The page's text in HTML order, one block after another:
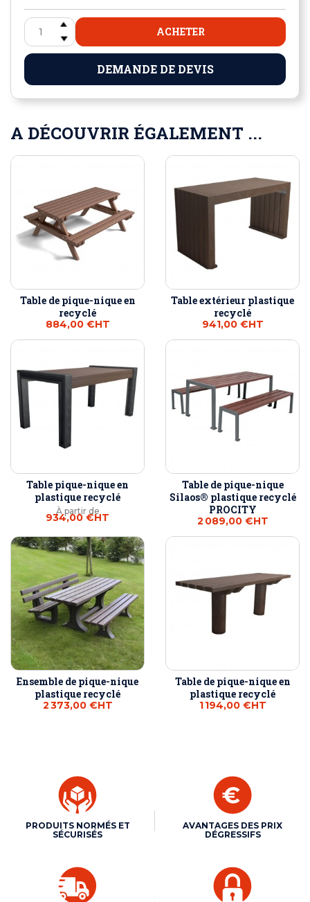
ACHETER
DEMANDE DE DEVIS
A DÉCOUVRIR ÉGALEMENT ...
Table de pique-nique en
recyclé
884,00 €HT
Table extérieur plastique
recyclé
941,00 €HT
Table pique-nique en
plastique recyclé
À partir de
934,00 €HT
Table de pique-nique
Silaos® plastique recyclé
PROCITY
2 089,00 €HT
Ensemble de pique-nique
plastique recyclé
2 373,00 €HT
Table de pique-nique en
plastique recyclé
1 194,00 €HT
PRODUITS NORMÉS ET
SÉCURISÉS
AVANTAGES DES PRIX
DÉGRESSIFS